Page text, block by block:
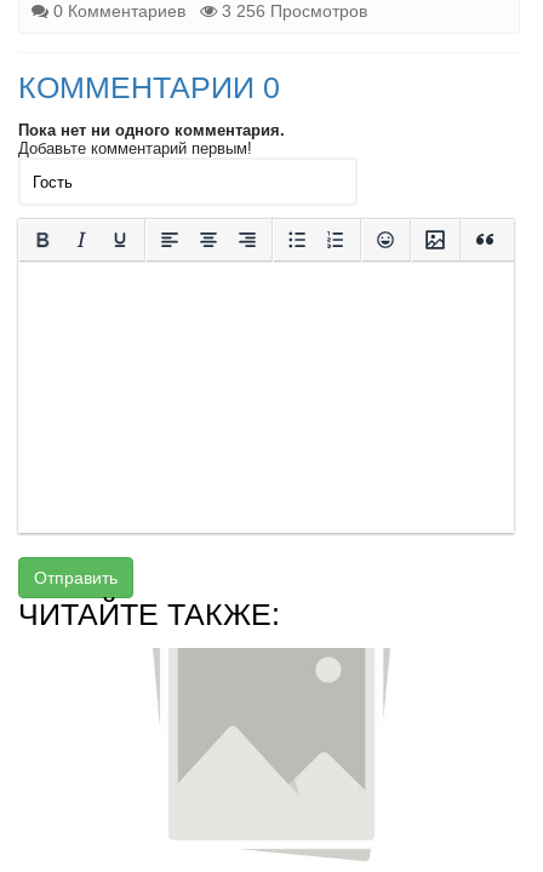
0 Комментариев
3 256 Просмотров
КОММЕНТАРИИ 0
Пока нет ни одного комментария.
Добавьте комментарий первым!
Отправить
ЧИТАЙТЕ ТАКЖЕ: